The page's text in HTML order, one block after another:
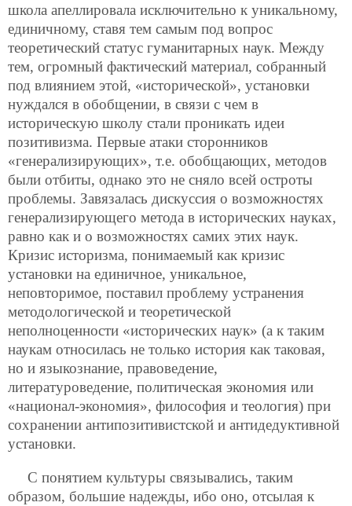
школа апеллировала исключительно к уникальному,
единичному, ставя тем самым под вопрос
теоретический статус гуманитарных наук. Между
тем, огромный фактический материал, собранный
под влиянием этой, «исторической», установки
нуждался в обобщении, в связи с чем в
историческую школу стали проникать идеи
позитивизма. Первые атаки сторонников
«генерализирующих», т.е. обобщающих, методов
были отбиты, однако это не сняло всей остроты
проблемы. Завязалась дискуссия о возможностях
генерализирующего метода в исторических науках,
равно как и о возможностях самих этих наук.
Кризис историзма, понимаемый как кризис
установки на единичное, уникальное,
неповторимое, поставил проблему устранения
методологической и теоретической
неполноценности «исторических наук» (а к таким
наукам относилась не только история как таковая,
но и языкознание, правоведение,
литературоведение, политическая экономия или
«национал-экономия», философия и теология) при
сохранении антипозитивистской и антидедуктивной
установки.
С понятием культуры связывались, таким
образом, большие надежды, ибо оно, отсылая к